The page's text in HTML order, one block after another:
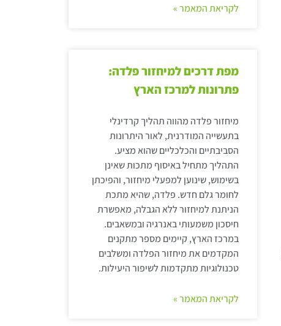
לקריאת המאמר »
מפת דרכים למיחזור פלדה:
פתרונות למרכז הארץ
מיחזור פלדה מהווה תהליך קרדינלי
בתעשייה המודרנית, לאור היתרונות
הסביבתיים והכלכליים שהוא מציע.
התהליך מתחיל באיסוף מתכות שאינן
בשימוש, שינוען למפעלי מיחזור, והפיכתן
לחומר גלם חדש. פלדה, שהיא מתכת
הניתנת למיחזור ללא הגבלה, מאפשרת
חיסכון משמעותי באנרגיה ובמשאבים.
במרכז הארץ, קיימים מספר מתקנים
המקדמים את מיחזור הפלדה ומשלבים
טכנולוגיות מתקדמות לשיפור היעילות.
לקריאת המאמר »